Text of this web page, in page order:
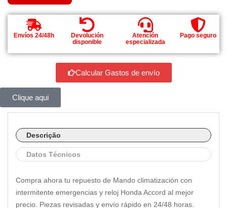
Envíos 24/48h
Devolución
disponible
Atención
especializada
Pago seguro
Calcular Gastos de envío
Clique aqui
Descrição
Datos Técnicos
Compra ahora tu repuesto de Mando climatización con
intermitente emergencias y reloj Honda Accord al mejor
precio. Piezas revisadas y envío rápido en 24/48 horas.